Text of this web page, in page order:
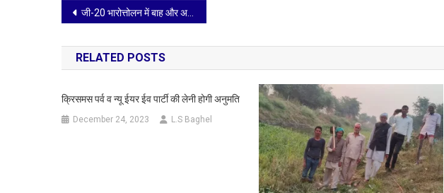
Post
navigation
जी-20 भारोत्तोलन में बाह और अकोला के वेटिलफ्टरों का जलवा
RELATED POSTS
क्रिसमस पर्व व न्यू ईयर ईव पार्टी की लेनी होगी अनुमति
December 24, 2023 L.S Baghel